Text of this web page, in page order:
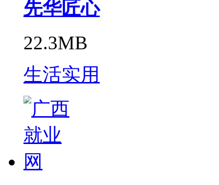
先华匠心
22.3MB
生活实用